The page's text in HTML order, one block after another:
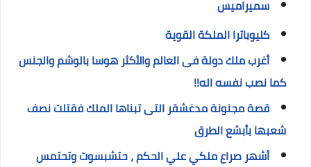
سميراميس
كليوباترا الملكة القوية
أغرب ملك دولة فى العالم والأكثر هوسا بالوشم والجنس
كما نصب نفسه اله!!
قصة مجنونة مدغشقر التى تبناها الملك فقتلت نصف
شعبها بأبشع الطرق
أشهر صراع ملكي علي الحكم ، حتشبسوت وتحتمس